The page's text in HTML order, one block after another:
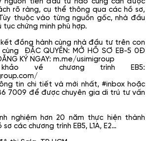
rõ ràng, cụ thể thông qua các hồ sơ,
thuộc vào từng nguồn gốc, nhà đầu
chứng minh phù hợp.
kết đồng hành cùng nhà đầu tư trên con
ĐẶC QUYỀN: MỞ HỒ SƠ EB-5 0Đ
KÝ NGAY: m.me/usimigroup
về chương trình EB5:
tin chi tiết và mới nhất, #inbox hoặc
7009 để được chuyên gia di trú tư vấn
nghiệm hơn 20 năm thực hiện thành
các chương trình EB5, L1A, E2…